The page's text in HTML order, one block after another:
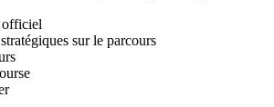
officiel
sur le parcours